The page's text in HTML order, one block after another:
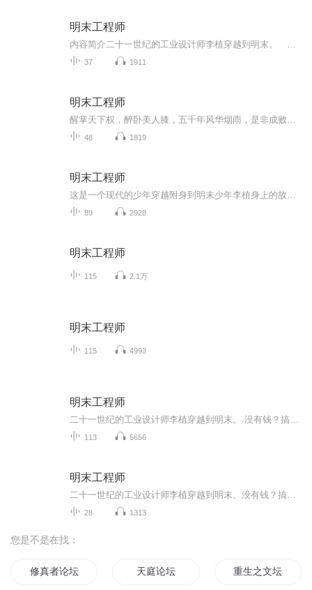
明末工程师
37 1911
明末工程师
48 1819
明末工程师
89 2928
明末工程师
115 2.1万
明末工程师
115 4993
明末工程师
113 5656
明末工程师
28 1313
您是不是在找：
修真者论坛 天庭论坛 重生之文坛女王